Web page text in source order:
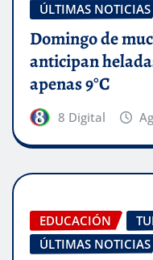
ÚLTIMAS NOTICIAS
Domingo de
anticipan
apenas 9°C
8 Digital
EDUCACIÓN
ÚLTIMAS NOTICIAS